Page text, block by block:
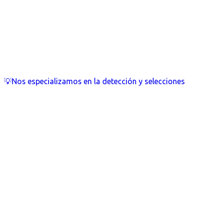
💡Nos especializamos en la detección y selecciones